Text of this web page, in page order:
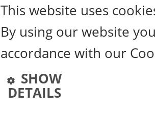
This website uses
By using our website
accordance with our
SHOW
DETAILS